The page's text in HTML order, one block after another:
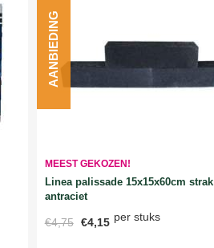
MEEST GEKOZEN!
Linea palissade 15x15x60cm strak
antraciet
€4,75 €4,15 per stuks
AANBIEDING